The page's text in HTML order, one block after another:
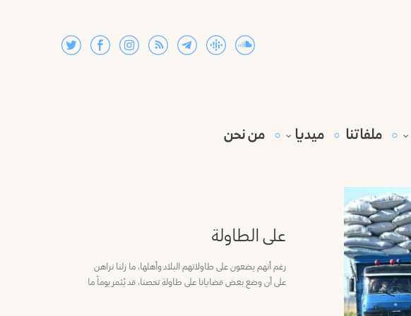
ملفاتنا ميديا من نحن
على الطاولة
رغم أنهم يضعون على طاولاتهم البلاد وأهلها، ما زلنا نراهن
على أن وضع بعض قضايانا على طاولة تخصنا، قد يُثمر يوماً ما